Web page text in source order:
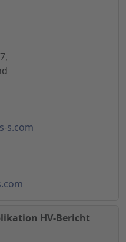
s.com
HV-Bericht